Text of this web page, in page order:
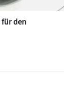
für den